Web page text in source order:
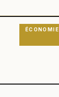
ÉCONOMIE